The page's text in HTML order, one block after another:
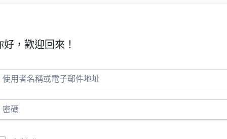
好，歡迎回來！